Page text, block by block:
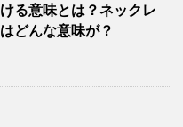
る意味とは？ネックレ
どんな意味が？